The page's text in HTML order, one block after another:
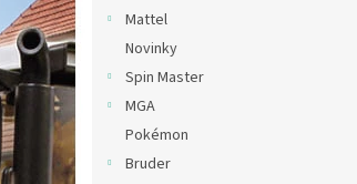
Mattel
Novinky
Spin Master
MGA
Pokémon
Bruder